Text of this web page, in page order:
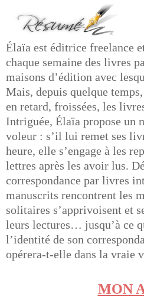
Élaïa est éditrice freelance
chaque semaine des livres
maisons d’édition avec
Mais, depuis quelque
en retard, froissées, les
Intriguée, Élaïa propose un
voleur : s’il lui remet ses
heure, elle s’engage à les
lettres après les avoir lus.
correspondance par livres
manuscrits rencontrent les
solitaires s’apprivoisent et
leurs lectures… jusqu’à ce
l’identité de son
opérera-t-elle dans la vraie
MON